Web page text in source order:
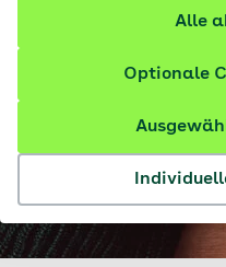
Optionale
Alle